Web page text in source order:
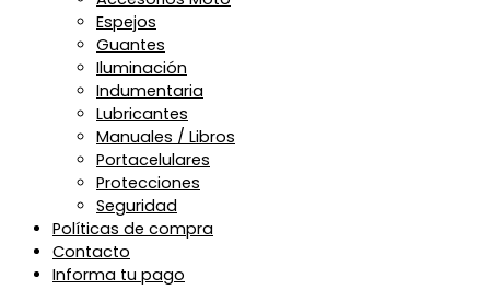
Espejos
Guantes
Iluminación
Indumentaria
Lubricantes
Manuales / Libros
Portacelulares
Protecciones
Seguridad
Políticas de compra
Contacto
Informa tu pago